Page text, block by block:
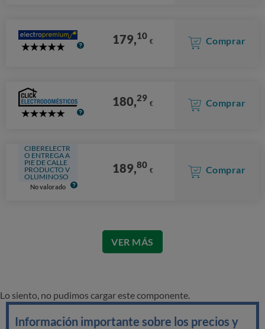
5
179,10 € Comprar
5
180,29 € Comprar
CIBERELECTR
O ENTREGA A
PIE DE CALLE
PRODUCTO V
OLUMINOSO
No valorado
189,80 € Comprar
VER MÁS
Lo siento, no pudimos cargar este componente.
Información importante sobre los precios y